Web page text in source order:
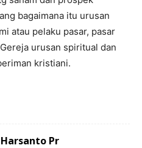
bagaimana itu urusan
atau pelaku pasar, pasar
urusan spiritual dan
kristiani.
Pr